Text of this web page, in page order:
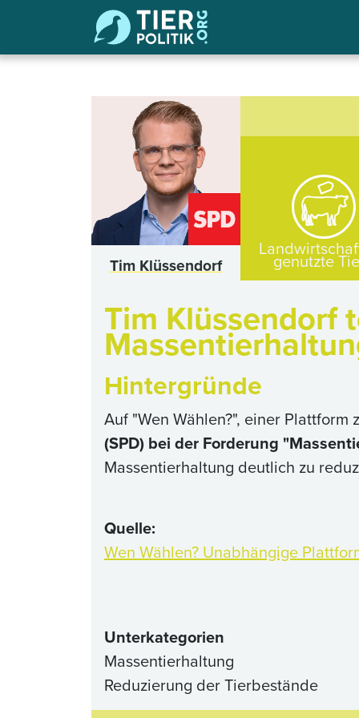
Tim Klüssendorf genutzte
Tim Klüssendorf
Hintergründe
Auf "Wen Wählen?", einer
(SPD) bei der Forderung
Massentierhaltung deutlich zu
Quelle:
Wen Wählen? Unabhängige
Unterkategorien
Massentierhaltung
Reduzierung der Tierbestände